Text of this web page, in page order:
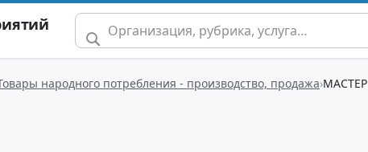
народного потребления - производство, продажа МАСТЕР